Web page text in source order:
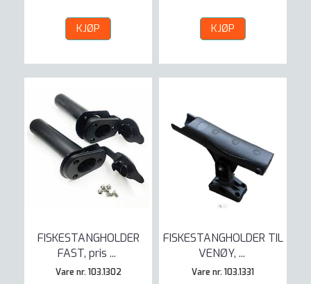
KJØP KJØP
FISKESTANGHOLDER
FAST, pris ...
Vare nr. 103.1302
FISKESTANGHOLDER TIL
VENØY, ...
Vare nr. 103.1331